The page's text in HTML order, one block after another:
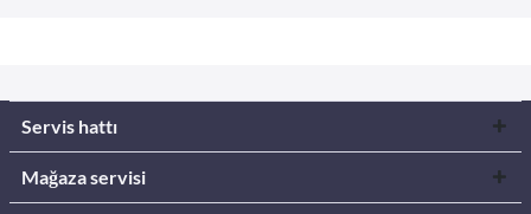
Servis hattı
Mağaza servisi